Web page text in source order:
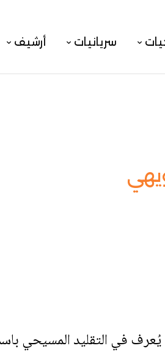
سريانيات أرشيف
في التقليد المسيحي